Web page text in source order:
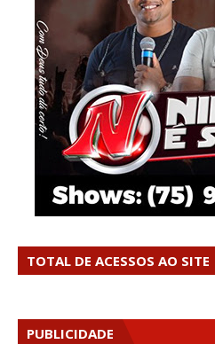
TOTAL DE ACESSOS AO SITE
PUBLICIDADE